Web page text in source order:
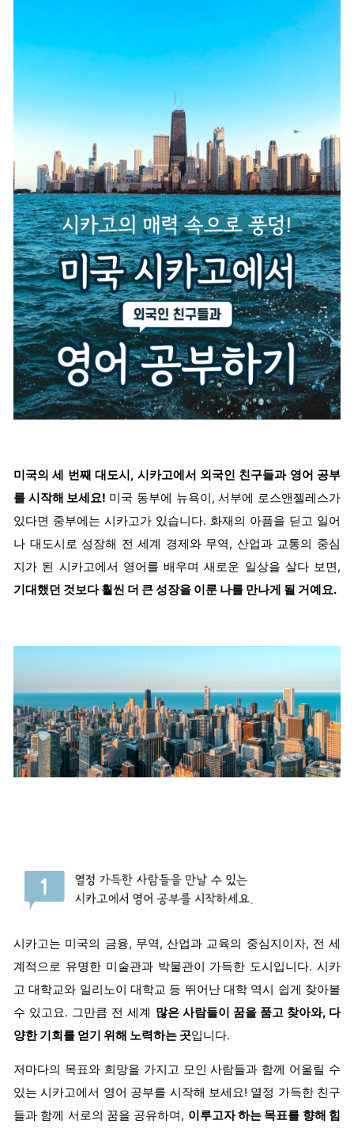
미국의 세 번째 대도시, 시카고에서 외국인 친구들과 영어 공부
를 시작해 보세요! 미국 동부에 뉴욕이, 서부에 로스앤젤레스가
있다면 중부에는 시카고가 있습니다. 화재의 아픔을 딛고 일어
나 대도시로 성장해 전 세계 경제와 무역, 산업과 교통의 중심
지가 된 시카고에서 영어를 배우며 새로운 일상을 살다 보면,
기대했던 것보다 훨씬 더 큰 성장을 이룬 나를 만나게 될 거예요.
시카고는 미국의 금융, 무역, 산업과 교육의 중심지이자, 전 세
계적으로 유명한 미술관과 박물관이 가득한 도시입니다. 시카
고 대학교와 일리노이 대학교 등 뛰어난 대학 역시 쉽게 찾아볼
수 있고요. 그만큼 전 세계 많은 사람들이 꿈을 품고 찾아와, 다
양한 기회를 얻기 위해 노력하는 곳입니다.
저마다의 목표와 희망을 가지고 모인 사람들과 함께 어울릴 수
있는 시카고에서 영어 공부를 시작해 보세요! 열정 가득한 친구
들과 함께 서로의 꿈을 공유하며, 이루고자 하는 목표를 향해 힘